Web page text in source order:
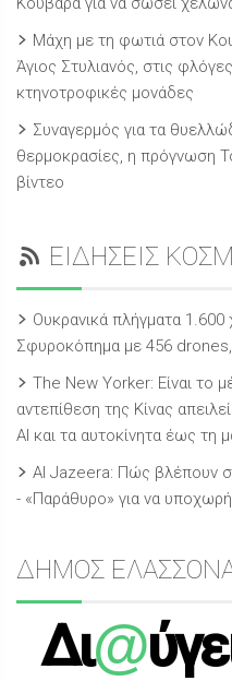
Μάχη με τη φωτιά στον
Άγιος Στυλιανός, στις
κτηνοτροφικές μονάδες
Συναγερμός για τα
θερμοκρασίες, η πρόγνωση
βίντεο
ΕΙΔΗΣΕΙΣ
Ουκρανικά πλήγματα
Σφυροκόπημα με 456
The New Yorker: Είναι το
αντεπίθεση της Κίνας
ΑΙ και τα αυτοκίνητα έως τη
Al Jazeera: Πώς βλέπουν
- «Παράθυρο» για να
ΔΗΜΟΣ
Δι@